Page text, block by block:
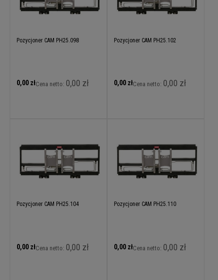
Pozycjoner CAM PH25.098
0,00 złCena netto: 0,00 zł
Pozycjoner CAM PH25.102
0,00 złCena netto: 0,00 zł
Pozycjoner CAM PH25.104
0,00 złCena netto: 0,00 zł
Pozycjoner CAM PH25.110
0,00 złCena netto: 0,00 zł